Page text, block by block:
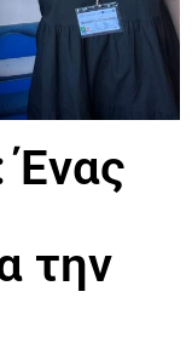
Ένας
την